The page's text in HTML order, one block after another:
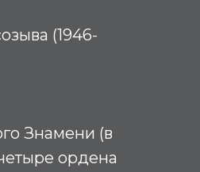
(1946-
Знамени (в
ордена